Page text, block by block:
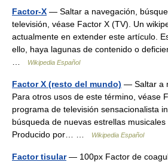
Factor-X — Saltar a navegación,
televisión, véase Factor X (TV). Un
actualmente en extender este artículo.
ello, haya lagunas de contenido o
Wikipedia Español
Factor X (resto del mundo) — Saltar a
Para otros usos de este término, véase
programa de televisión sensacionalista
búsqueda de nuevas estrellas
Producido por… …
Wikipedia Español
Factor tisular— 100px Factor de